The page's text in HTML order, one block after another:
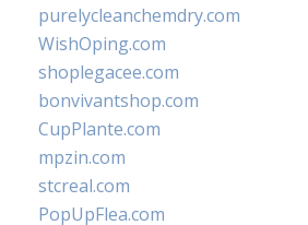
purelycleanchemdry.com
WishOping.com
shoplegacee.com
bonvivantshop.com
CupPlante.com
mpzin.com
stcreal.com
PopUpFlea.com